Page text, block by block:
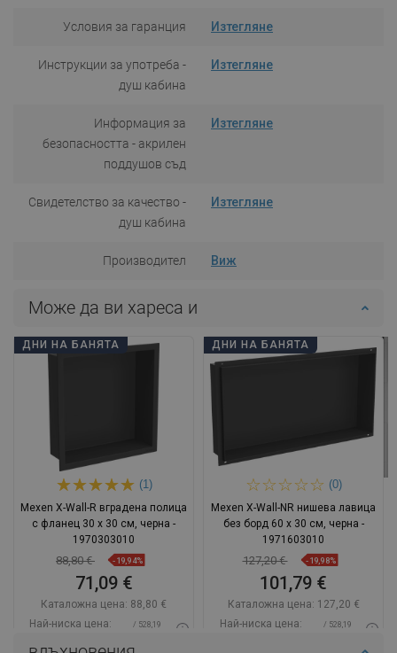
Условия за гаранция Изтегляне
Инструкции за употреба -
душ кабина
Изтегляне
Информация за
безопасността - акрилен
поддушов съд
Изтегляне
Свидетелство за качество -
душ кабина
Изтегляне
Производител Виж
Може да ви хареса и
ДНИ НА БАНЯТА
(1)
Mexen X-Wall-R вградена полица
с фланец 30 x 30 см, черна -
1970303010
88,80 € -19,94%
71,09 €
Каталожна цена: 88,80 €
Най-ниска цена:
/ 528,19
ДНИ НА БАНЯТА
(0)
Mexen X-Wall-NR нишева лавица
без борд 60 x 30 см, черна -
1971603010
127,20 € -19,98%
101,79 €
Каталожна цена: 127,20 €
Най-ниска цена:
/ 528,19